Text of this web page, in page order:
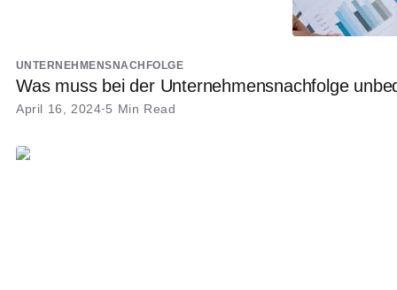
UNTERNEHMENSNACHFOLGE
Was muss bei der Unternehmensnachfolge
April 16, 2024 5 Min Read